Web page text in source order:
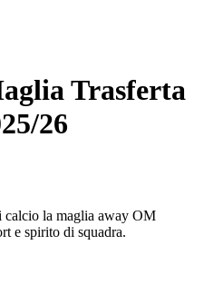
Trasferta
26
calcio la maglia away OM
e spirito di squadra.